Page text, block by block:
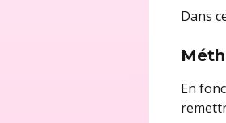
Dans
En